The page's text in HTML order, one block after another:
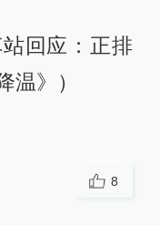
站回应：正排
温》）
8